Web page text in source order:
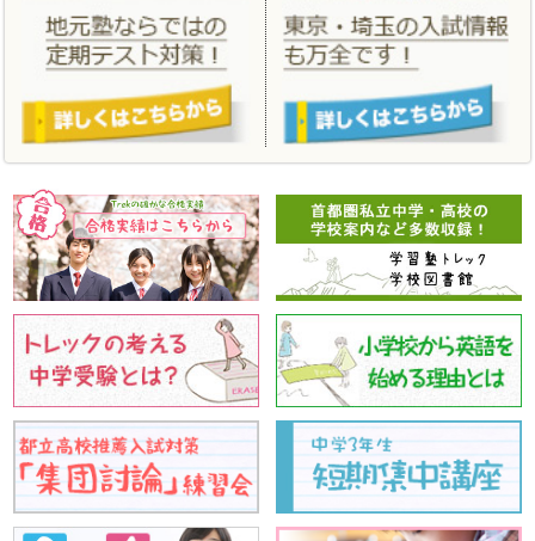
合格実績」、「年間スケジュール 」、「小学生料金」、「中学生
」を更新しました。
学習塾トレックをはじめて体験する方のための春のはじめてキャン
2020/09/28
2020 親と子の私立・都立中学高校受験相談会 10月4日 オンラ
インで実施いたします。
2020/07/01
「夏期講習」 「夏のはじめてキャンペーン」を更新しました。
2020/03/23
「合格実績」 「合格体験記」を更新しました。
2020/03/11